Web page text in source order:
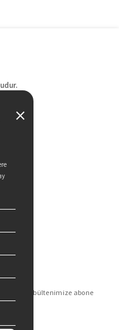
için bültenimize abone